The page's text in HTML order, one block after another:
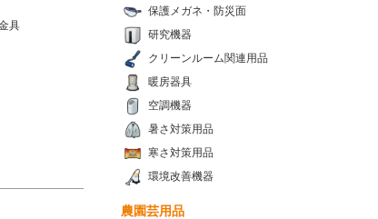
保護メガネ・防災面
研究機器
クリーンルーム関連用品
暖房器具
空調機器
暑さ対策用品
寒さ対策用品
環境改善機器
具
農園芸用品